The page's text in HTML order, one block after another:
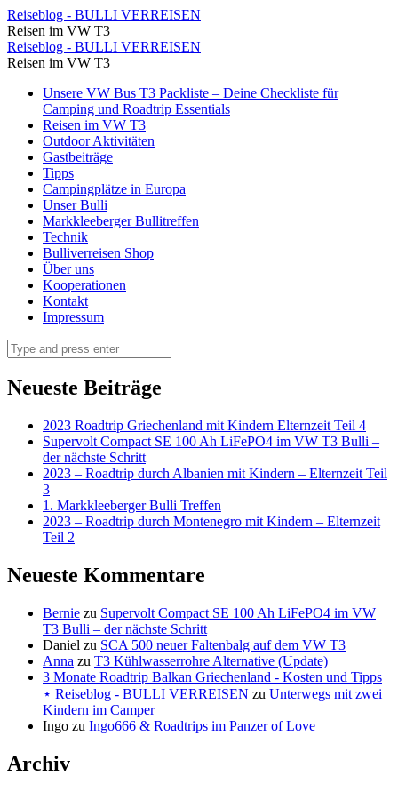
⋆
Reiseblog
-
BULLI
VERREISEN
Reiseblog - BULLI VERREISEN
Reisen im VW T3
⋆
Reiseblog
BULLI
VERREISEN
Reiseblog - BULLI VERREISEN
Reisen im VW T3
Skip
content
Unsere VW Bus T3 Packliste – Deine Checkliste für
Camping und Roadtrip Essentials
Reisen im VW T3
Outdoor Aktivitäten
Gastbeiträge
Tipps
Campingplätze in Europa
Unser Bulli
Markkleeberger Bullitreffen
Technik
Bulliverreisen Shop
Über uns
Kooperationen
Kontakt
Impressum
Search
Neueste Beiträge
2023 Roadtrip Griechenland mit Kindern Elternzeit Teil 4
Supervolt Compact SE 100 Ah LiFePO4 im VW T3 Bulli –
der nächste Schritt
2023 – Roadtrip durch Albanien mit Kindern – Elternzeit Teil
3
1. Markkleeberger Bulli Treffen
2023 – Roadtrip durch Montenegro mit Kindern – Elternzeit
Teil 2
Neueste Kommentare
Bernie zu Supervolt Compact SE 100 Ah LiFePO4 im VW
T3 Bulli – der nächste Schritt
Daniel zu SCA 500 neuer Faltenbalg auf dem VW T3
Anna zu T3 Kühlwasserrohre Alternative (Update)
3 Monate Roadtrip Balkan Griechenland - Kosten und Tipps
⋆ Reiseblog - BULLI VERREISEN zu Unterwegs mit zwei
Kindern im Camper
Ingo zu Ingo666 & Roadtrips im Panzer of Love
Archiv